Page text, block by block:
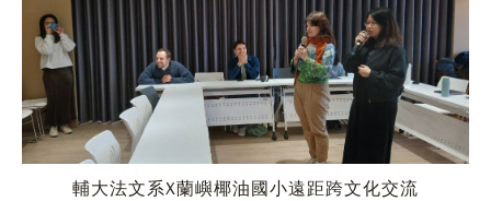
輔大法文系X蘭嶼椰油國小遠距跨文化交流